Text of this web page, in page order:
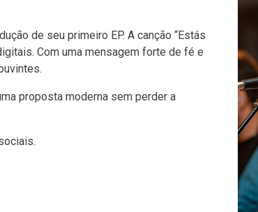
de seu primeiro EP. A canção “Estás
Com uma mensagem forte de fé e
proposta moderna sem perder a